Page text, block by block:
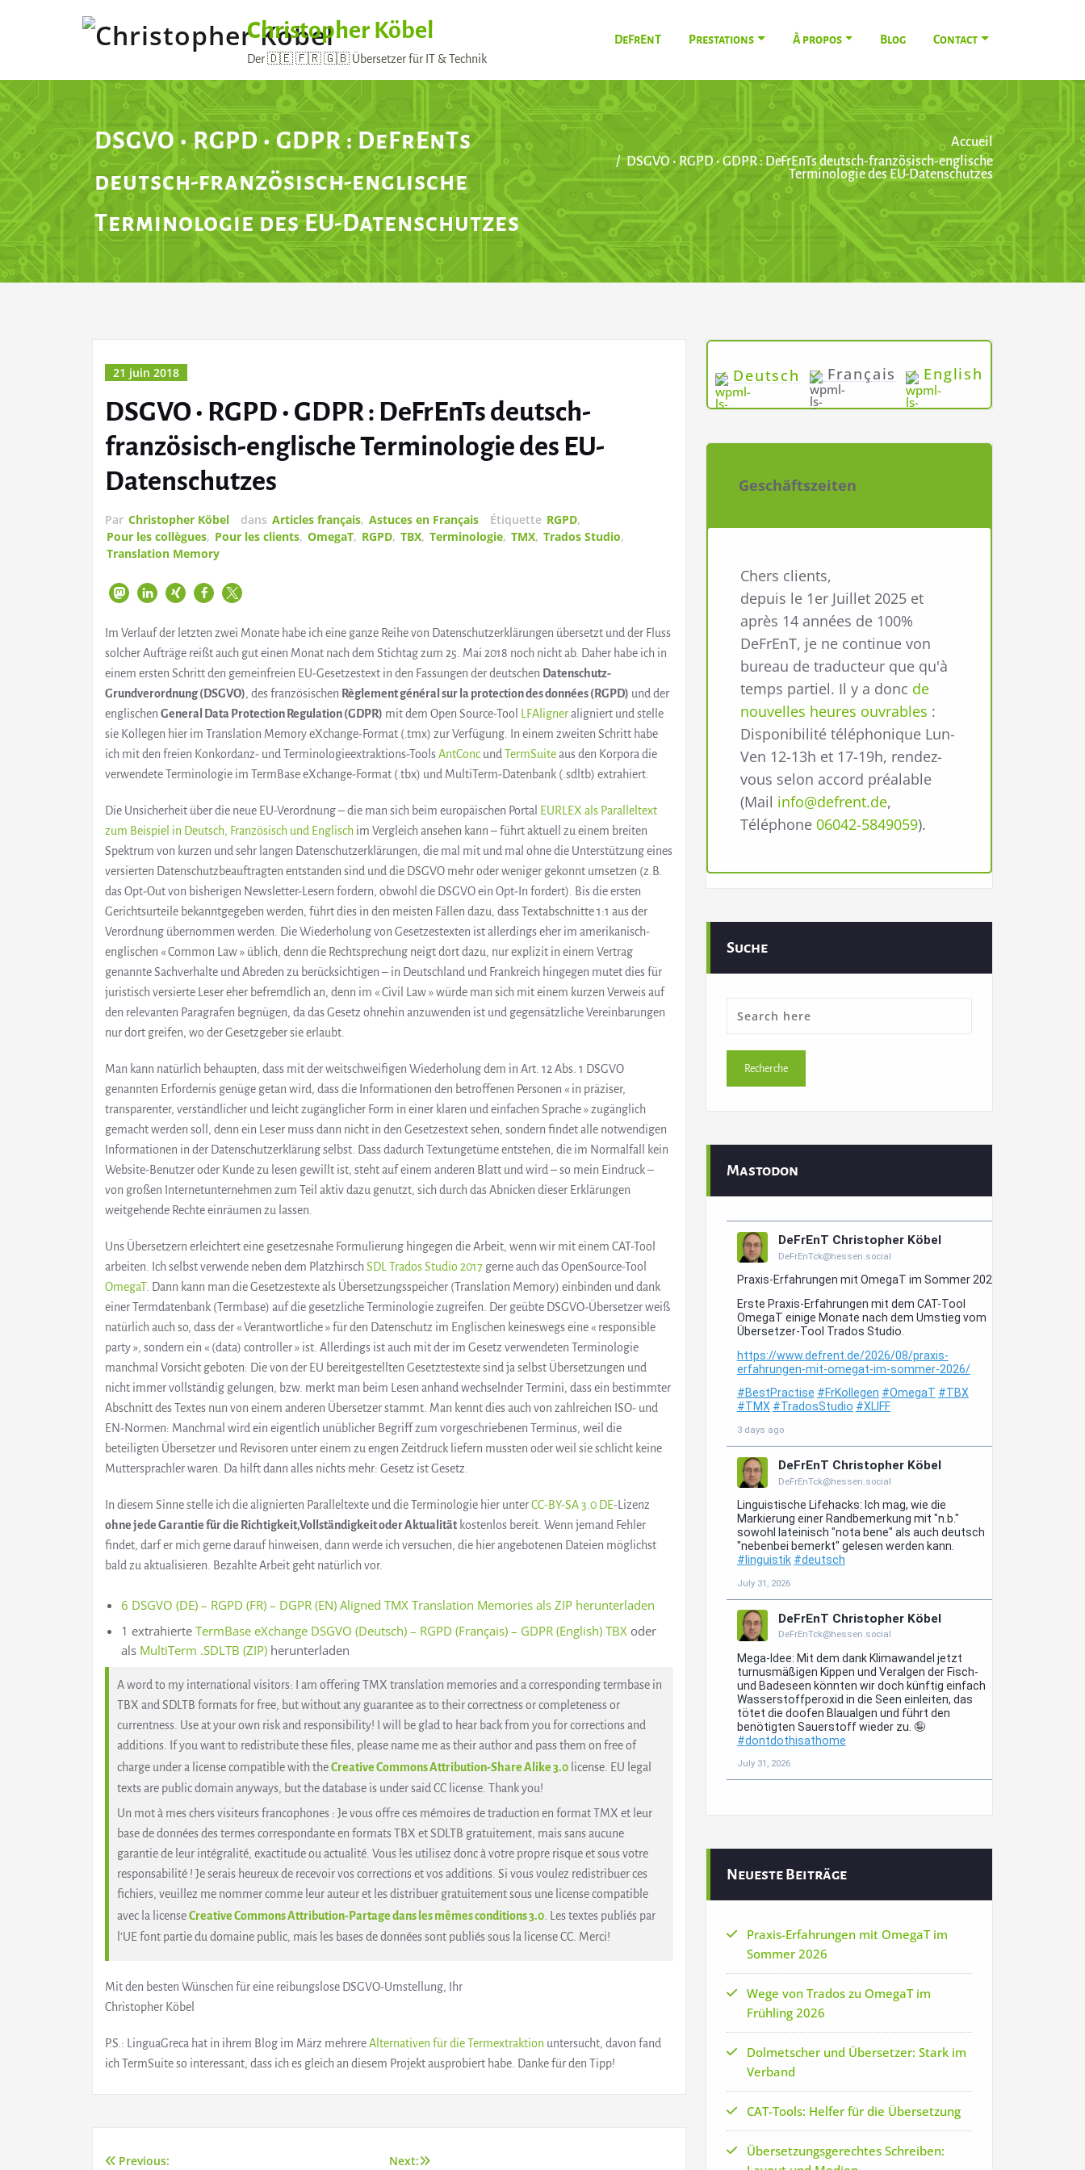
Christopher Köbel
Der 🇩🇪 🇫🇷 🇬🇧 Übersetzer für IT & Technik
DeFrEnT Prestations À propos Blog Contact
DSGVO • RGPD • GDPR : DeFrEnTs
deutsch-französisch-englische
Terminologie des EU-Datenschutzes
Accueil
DSGVO • RGPD • GDPR : DeFrEnTs deutsch-französisch-englische
Terminologie des EU-Datenschutzes
21 juin 2018
DSGVO • RGPD • GDPR : DeFrEnTs deutsch-
französisch-englische Terminologie des EU-
Datenschutzes
Par Christopher Köbel dans Articles français, Astuces en Français Étiquette RGPD,
Pour les collègues, Pour les clients, OmegaT, RGPD, TBX, Terminologie, TMX, Trados Studio,
Translation Memory
Im Verlauf der letzten zwei Monate habe ich eine ganze Reihe von Datenschutzerklärungen übersetzt und der Fluss
solcher Aufträge reißt auch gut einen Monat nach dem Stichtag zum 25. Mai 2018 noch nicht ab. Daher habe ich in
einem ersten Schritt den gemeinfreien EU-Gesetzestext in den Fassungen der deutschen Datenschutz-
Grundverordnung (DSGVO) , des französischen Règlement général sur la protection des données (RGPD) und der
englischen General Data Protection Regulation (GDPR) mit dem Open Source-Tool LFAligneraligniert und stelle
sie Kollegen hier im Translation Memory eXchange-Format (.tmx) zur Verfügung. In einem zweiten Schritt habe
ich mit den freien Konkordanz- und Terminologieextraktions-ToolsAntConc und TermSuiteaus den Korpora die
verwendete Terminologie im TermBase eXchange-Format (.tbx) und MultiTerm-Datenbank (.sdltb) extrahiert.
Die Unsicherheit über die neue EU-Verordnung – die man sich beim europäischen Portal
EURLEX als Paralleltext
zum Beispiel in Deutsch, Französisch und Englisch im Vergleich ansehen kann – führt aktuell zu einem breiten
Spektrum von kurzen und sehr langen Datenschutzerklärungen, die mal mit und mal ohne die Unterstützung eines
versierten Datenschutzbeauftragten entstanden sind und die DSGVO mehr oder weniger gekonnt umsetzen (z.B.
das Opt-Out von bisherigen Newsletter-Lesern fordern, obwohl die DSGVO ein Opt-In fordert). Bis die ersten
Gerichtsurteile bekanntgegeben werden, führt dies in den meisten Fällen dazu, dass Textabschnitte 1:1 aus der
Verordnung übernommen werden. Die Wiederholung von Gesetzestexten ist allerdings eher im amerikanisch-
englischen « Common Law » üblich, denn die Rechtsprechung neigt dort dazu, nur explizit in einem Vertrag
genannte Sachverhalte und Abreden zu berücksichtigen – in Deutschland und Frankreich hingegen mutet dies für
juristisch versierte Leser eher befremdlich an, denn im « Civil Law » würde man sich mit einem kurzen Verweis auf
den relevanten Paragrafen begnügen, da das Gesetz ohnehin anzuwenden ist und gegensätzliche Vereinbarungen
nur dort greifen, wo der Gesetzgeber sie erlaubt.
Man kann natürlich behaupten, dass mit der weitschweifigen Wiederholung dem in Art. 12 Abs. 1 DSGVO
genannten Erfordernis genüge getan wird, dass die Informationen den betroffenen Personen « in präziser,
transparenter, verständlicher und leicht zugänglicher Form in einer klaren und einfachen Sprache » zugänglich
gemacht werden soll, denn ein Leser muss dann nicht in den Gesetzestext sehen, sondern findet alle notwendigen
Informationen in der Datenschutzerklärung selbst. Dass dadurch Textungetüme entstehen, die im Normalfall kein
Website-Benutzer oder Kunde zu lesen gewillt ist, steht auf einem anderen Blatt und wird – so mein Eindruck –
von großen Internetunternehmen zum Teil aktiv dazu genutzt, sich durch das Abnicken dieser Erklärungen
weitgehende Rechte einräumen zu lassen.
Uns Übersetzern erleichtert eine gesetzesnahe Formulierung hingegen die Arbeit, wenn wir mit einem CAT-Tool
arbeiten. Ich selbst verwende neben dem Platzhirsch SDL Trados Studio 2017 gerne auch das OpenSource-Tool
OmegaT. Dann kann man die Gesetzestexte als Übersetzungsspeicher (Translation Memory) einbinden und dank
einer Termdatenbank (Termbase) auf die gesetzliche Terminologie zugreifen. Der geübte DSGVO-Übersetzer weiß
natürlich auch so, dass der « Verantwortliche » für den Datenschutz im Englischen keineswegs eine « responsible
party », sondern ein « (data) controller » ist. Allerdings ist auch mit der im Gesetz verwendeten Terminologie
manchmal Vorsicht geboten: Die von der EU bereitgestellten Gesetztestexte sind ja selbst Übersetzungen und
nicht immer vollständig gelungen, bzw. merkt man beim Lesen anhand wechselnder Termini, dass ein bestimmter
Abschnitt des Textes nun von einem anderen Übersetzer stammt. Man kennt dies auch von zahlreichen ISO- und
EN-Normen: Manchmal wird ein eigentlich unüblicher Begriff zum vorgeschriebenen Terminus, weil die
beteiligten Übersetzer und Revisoren unter einem zu engen Zeitdruck liefern mussten oder weil sie schlicht keine
Muttersprachler waren. Da hilft dann alles nichts mehr: Gesetz ist Gesetz.
In diesem Sinne stelle ich die alignierten Paralleltexte und die Terminologie hier unterCC-BY-SA 3.0 DE-Lizenz
ohne jede Garantie für die Richtigkeit,Vollständigkeit oder Aktualitätkostenlos bereit. Wenn jemand Fehler
findet, darf er mich gerne darauf hinweisen, dann werde ich versuchen, die hier angebotenen Dateien möglichst
bald zu aktualisieren. Bezahlte Arbeit geht natürlich vor.
6 DSGVO (DE) – RGPD (FR) – DGPR (EN) Aligned TMX Translation Memories als ZIP herunterladen
1 extrahierte TermBase eXchange DSGVO (Deutsch) – RGPD (Français) – GDPR (English) TBX oder
als MultiTerm .SDLTB (ZIP) herunterladen
A word to my international visitors: I am offering TMX translation memories and a corresponding termbase in
TBX and SDLTB formats for free, but without any guarantee as to their correctness or completeness or
currentness. Use at your own risk and responsibility! I will be glad to hear back from you for corrections and
additions. If you want to redistribute these files, please name me as their author and pass them on free of
charge under a license compatible with theCreative Commons Attribution-Share Alike 3.0 license. EU legal
texts are public domain anyways, but the database is under said CC license. Thank you!
Un mot à mes chers visiteurs francophones : Je vous offre ces mémoires de traduction en format TMX et leur
base de données des termes correspondante en formats TBX et SDLTB gratuitement, mais sans aucune
garantie de leur intégralité, exactitude ou actualité. Vous les utilisez donc à votre propre risque et sous votre
responsabilité ! Je serais heureux de recevoir vos corrections et vos additions. Si vous voulez redistribuer ces
fichiers, veuillez me nommer comme leur auteur et les distribuer gratuitement sous une license compatible
avec la licenseCreative Commons Attribution-Partage dans les mêmes conditions 3.0. Les textes publiés par
l’UE font partie du domaine public, mais les bases de données sont publiés sous la license CC. Merci!
Mit den besten Wünschen für eine reibungslose DSGVO-Umstellung, Ihr
Christopher Köbel
P.S.: LinguaGreca hat in ihrem Blog im März mehrereAlternativen für die Termextraktion untersucht, davon fand
ich TermSuite so interessant, dass ich es gleich an diesem Projekt ausprobiert habe. Danke für den Tipp!
Previous: Next:
Deutsch Français English
Geschäftszeiten
Chers clients,
depuis le 1er Juillet 2025 et
après 14 années de 100%
DeFrEnT, je ne continue von
bureau de traducteur que qu'à
temps partiel. Il y a donc de
nouvelles heures ouvrables :
Disponibilité téléphonique Lun-
Ven 12-13h et 17-19h, rendez-
vous selon accord préalable
(Mail info@defrent.de,
Téléphone 06042-5849059).
Suche
Mastodon
Neueste Beiträge
Praxis-Erfahrungen mit OmegaT im
Sommer 2026
Wege von Trados zu OmegaT im
Frühling 2026
Dolmetscher und Übersetzer: Stark im
Verband
CAT-Tools: Helfer für die Übersetzung
Übersetzungsgerechtes Schreiben: